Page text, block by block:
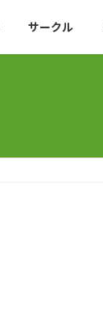
サークル